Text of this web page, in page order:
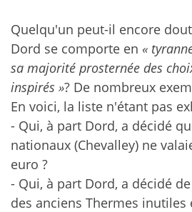
Quelqu'un peut-il encore
Dord se comporte en «
sa majorité prosternée des
inspirés »? De nombreux
En voici, la liste n'étant pas
- Qui, à part Dord, a décidé
nationaux (Chevalley) ne
euro ?
- Qui, à part Dord, a décidé
des anciens Thermes